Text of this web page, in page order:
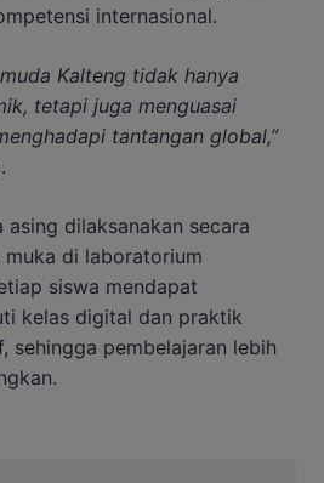
internasional.
Kalteng tidak hanya
tetapi juga menguasai
tantangan global,”
asing dilaksanakan secara
di laboratorium
siswa mendapat
kelas digital dan praktik
sehingga pembelajaran lebih